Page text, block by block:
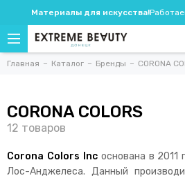
Материалы для искусства!
Главная Каталог Бренды CORONA
CORONA COLORS
Corona Colors Inc основана в 2011
Лос-Анджелеса. Данный